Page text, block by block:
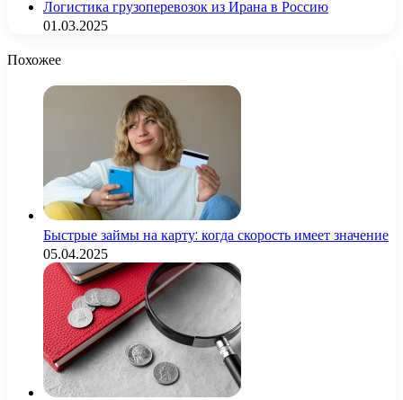
Логистика грузоперевозок из Ирана в Россию
01.03.2025
Похожее
Быстрые займы на карту: когда скорость имеет значение
05.04.2025